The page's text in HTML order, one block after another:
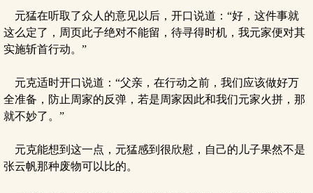
元猛在听取了众人的意见以后，开口说道：“好，这件事就
这么定了，周页此子绝对不能留，待寻得时机，我元家便对其
实施斩首行动。”
元克适时开口说道：“父亲，在行动之前，我们应该做好万
全准备，防止周家的反弹，若是周家因此和我们元家火拼，那
就不妙了。”
元克能想到这一点，元猛感到很欣慰，自己的儿子果然不是
张云帆那种废物可以比的。